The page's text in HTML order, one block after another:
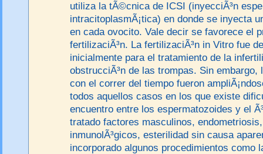
utiliza la tÃ©cnica de ICSI (inyecciÃ³n
intracitoplasmÃ¡tica) en donde se inyecta
en cada ovocito. Vale decir se favorece el
fertilizaciÃ³n. La fertilizaciÃ³n in Vitro fue
inicialmente para el tratamiento de la
obstrucciÃ³n de las trompas. Sin embargo,
con el correr del tiempo fueron
todos aquellos casos en los que existe
encuentro entre los espermatozoides y el
tratado factores masculinos,
inmunolÃ³gicos, esterilidad sin causa
incorporado algunos procedimientos como